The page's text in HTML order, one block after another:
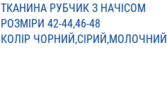
ТКАНИНА РУБЧИК З НАЧІСОМ
РОЗМІРИ 42-44,46-48
КОЛІР ЧОРНИЙ,СІРИЙ,МОЛОЧНИЙ